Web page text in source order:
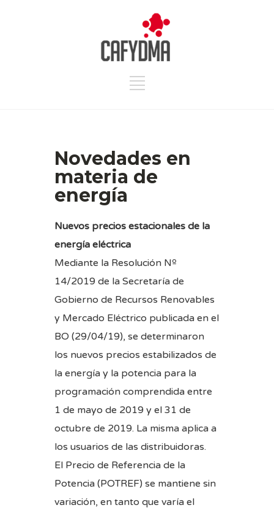
Novedades en
materia de
energía
Nuevos precios estacionales de la
energía eléctrica
Mediante la Resolución Nº
14/2019 de la Secretaría de
Gobierno de Recursos Renovables
y Mercado Eléctrico publicada en el
BO (29/04/19), se determinaron
los nuevos precios estabilizados de
la energía y la potencia para la
programación comprendida entre
1 de mayo de 2019 y el 31 de
octubre de 2019. La misma aplica a
los usuarios de las distribuidoras.
El Precio de Referencia de la
Potencia (POTREF) se mantiene sin
variación, en tanto que varía el